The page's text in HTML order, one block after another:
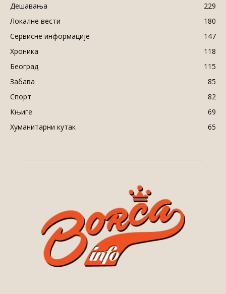
Дешавања
229
Локалне вести
180
Сервисне информације
147
Хроника
118
Београд
115
Забава
85
Спорт
82
Књиге
69
Хуманитарни кутак
65